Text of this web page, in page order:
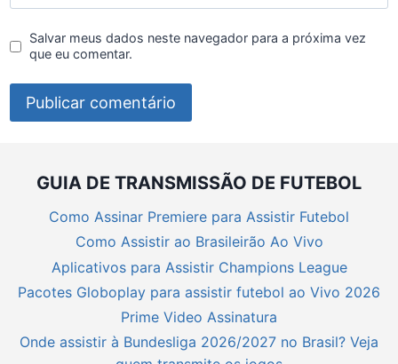
Salvar meus dados neste navegador para a próxima vez
que eu comentar.
GUIA DE TRANSMISSÃO DE FUTEBOL
Como Assinar Premiere para Assistir Futebol
Como Assistir ao Brasileirão Ao Vivo
Aplicativos para Assistir Champions League
Pacotes Globoplay para assistir futebol ao Vivo 2026
Prime Video Assinatura
Onde assistir à Bundesliga 2026/2027 no Brasil? Veja